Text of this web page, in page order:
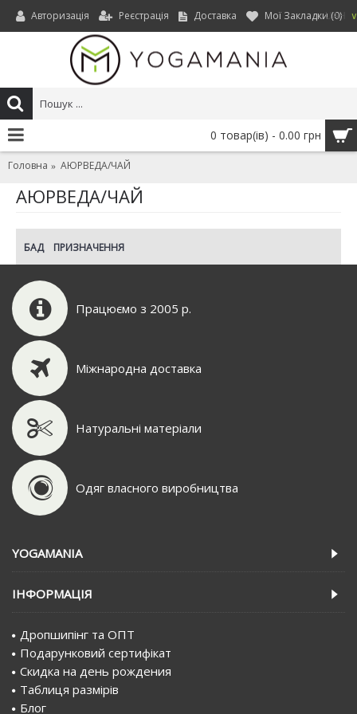
UAH ∨
Авторизація Реєстрація Доставка Мої Закладки (0)
0 товар(ів) - 0.00 грн
Головна АЮРВЕДА/ЧАЙ
АЮРВЕДА/ЧАЙ
БАД ПРИЗНАЧЕННЯ
Працюємо з 2005 р.
Міжнародна доставка
Натуральні матеріали
Одяг власного виробництва
YOGAMANIA
IНФОРМАЦIЯ
Дропшипінг та ОПТ
Подарунковий сертифiкат
Скидка на день рождения
Таблиця размірів
Блог